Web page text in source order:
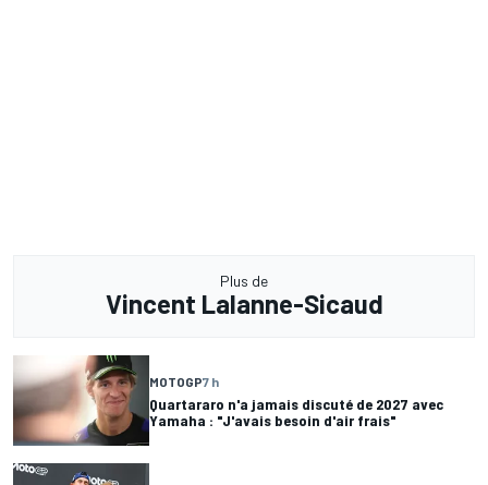
Plus de
Vincent Lalanne-Sicaud
MOTOGP7 h
Quartararo n'a jamais discuté de 2027 avec
Yamaha : "J'avais besoin d'air frais"